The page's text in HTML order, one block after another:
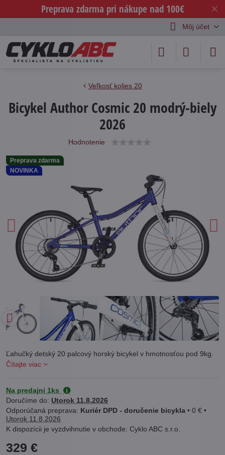
✕
Preprava zdarma pri nákupe nad 100€
Môj účet
Preprava zdarma
NOVINKA
Veľkosť kolies 20
Bicykel Author Cosmic 20 modrý-biely
2026
Hodnotenie
Ľahučký detský 20 palcový horský bicykel v hmotnosťou pod 9kg.
Čítajte viac
Na predajni 1ks
Doručíme do: Utorok 11.8.2026
Kuriér DPD - doručenie bicykla • 0 € •
Utorok 11.8.2026
Cyklo ABC s.r.o.
329 €